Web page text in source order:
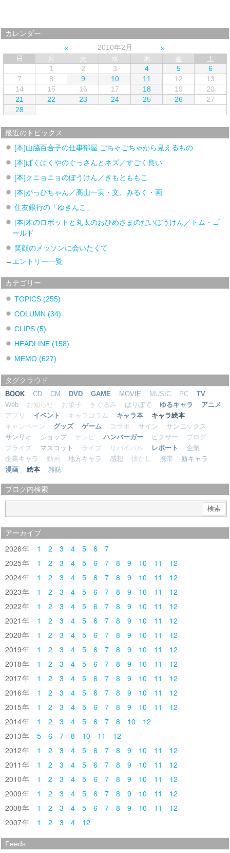
カレンダー
2010年2月
日
月 火 水 木 金
土
1
2 3 4 5
6
7
8 9 10 11 12
13
14
15 16 17 18 19
20
21
22 23 24 25 26
27
28
最近のトピックス
[本]山脇百合子の仕事部屋 ごちゃごちゃから見えるもの
[本]ぱくぱくやのぐっさんとネズ／すごく良い
[本]クニョニョのぼうけん／きもとももこ
[本]がっぴちゃん／高山一実・文、みるく・画
住友銀行の「ゆきんこ」
[本]木のロボットと丸太のおひめさまのだいぼうけん／トム・ゴ
ールド
笑顔のメッソンに会いたくて
→ エントリー一覧
カテゴリー
TOPICS (255)
COLUMN (34)
CLIPS (5)
HEADLINE (158)
MEMO (627)
タグクラウド
BOOK CD CM DVD GAME MOVIE MUSIC PC
TV
Web
お知らせ お菓子 きぐるみ はりぼて ゆるキャラ
アニメ
アプリ
イベント キャラコラム キャラ本
キャラ絵本
キャンペーン
グッズ ゲーム コラボ サイン
サンエックス
サンリオ
ショップ テレビ ハンバーガー ピクサー
ブログ
プライズ
マスコット ライブ リバイバル レポート
企業
企業キャラ
動画 地方キャラ 感想 懐かし 携帯
新キャラ
漫画
絵本 雑誌
ブログ内検索
アーカイブ
2026 1 2 3 4 5 6
7
2025
1 2 3 4 5 6 7 8 9 10 11
12
2024
1 2 3 4 5 6 7 8 9 10 11
12
2023
1 2 3 4 5 6 7 8 9 10 11
12
2022
1 2 3 4 5 6 7 8 9 10 11
12
2021
1 2 3 4 5 6 7 8 9 10 11
12
2020
1 2 3 4 5 6 7 8 9 10 11
12
2019
1 2 3 4 5 6 7 8 9 10 11
12
2018
1 2 3 4 5 6 7 8 9 10 11
12
2017
1 2 3 4 5 6 7 8 9 10 11
12
2016
1 2 3 4 5 6 7 8 9 10 11
12
2015
1 2 3 4 5 6 7 8 9 10 11
12
2014
1 2 3 4 5 6 7 8 10
12
2013
5 6 7 8 10 11
12
2012
1 2 3 4 5 6 7 8 9 10 11
12
2011
1 2 3 4 5 6 7 8 9 10 11
12
2010
1 2 3 4 5 6 7 8 9 10 11
12
2009
1 2 3 4 5 6 7 8 9 10 11
12
2008
1 2 3 4 5 6 7 8 9 10 11
12
2007
1 2 3 4 12
Feeds